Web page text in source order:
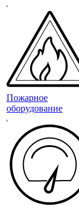
Пожарное
оборудование